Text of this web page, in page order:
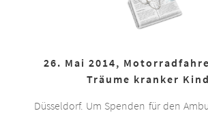
26. Mai 2014,
Träume kranker
Düsseldorf. Um Spenden für den